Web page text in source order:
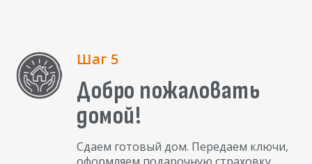
Шаг 5
Добро пожаловать
домой!
Сдаем готовый дом. Передаем ключи,